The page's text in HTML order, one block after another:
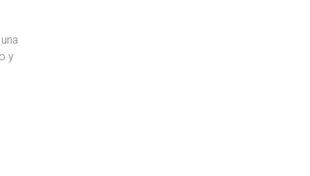
y